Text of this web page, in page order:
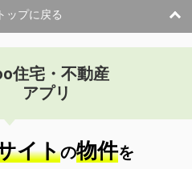
ップに戻る
住宅・不動産
アプリ
イトの物件を